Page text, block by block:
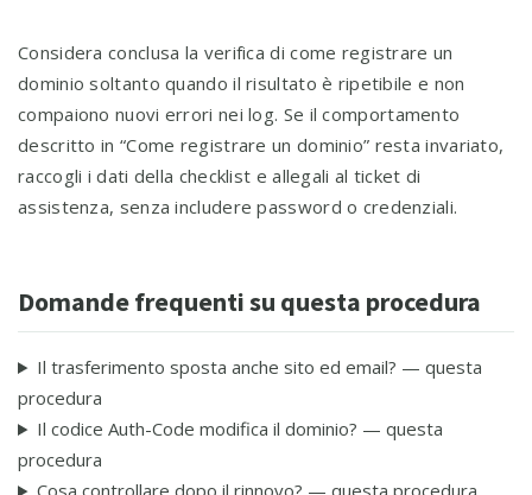
Considera conclusa la verifica di come registrare un
dominio soltanto quando il risultato è ripetibile e non
compaiono nuovi errori nei log. Se il comportamento
descritto in “Come registrare un dominio” resta invariato,
raccogli i dati della checklist e allegali al ticket di
assistenza, senza includere password o credenziali.
Domande frequenti su questa procedura
Il trasferimento sposta anche sito ed email? — questa
procedura
Il codice Auth-Code modifica il dominio? — questa
procedura
Cosa controllare dopo il rinnovo? — questa procedura